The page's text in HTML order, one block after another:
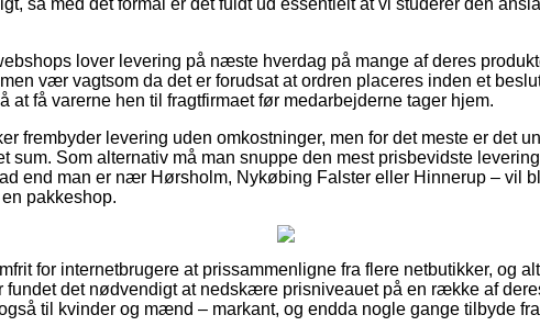
så med det formål er det fuldt ud essentielt at vi studerer den
lover levering på næste hverdag på mange af deres
vær vagtsom da det er forudsat at ordren placeres inden et
at få varerne hen til fragtfirmaet før medarbejderne tager hjem.
frembyder levering uden omkostninger, men for det meste er det
sum. Som alternativ må man snuppe den mest prisbevidste
end man er nær Hørsholm, Nykøbing Falster eller Hinnerup – vil
pakkeshop.
for internetbrugere at prissammenligne fra flere netbutikker, og
fundet det nødvendigt at nedskære prisniveauet på en række af
til kvinder og mænd – markant, og endda nogle gange tilbyde